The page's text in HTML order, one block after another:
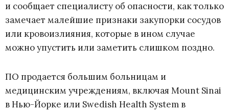
и сообщает специалисту об опасности, как только
замечает малейшие признаки закупорки сосудов
или кровоизлияния, которые в ином случае
можно упустить или заметить слишком поздно.
ПО продается большим больницам и
медицинским учреждениям, включая Mount Sinai
в Нью-Йорке или Swedish Health System в